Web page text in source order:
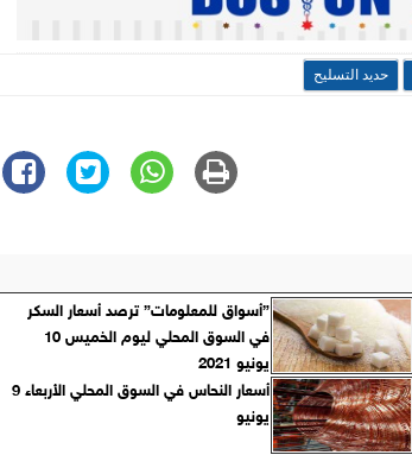
حديد التسليح
”أسواق للمعلومات” ترصد أسعار السكر
في السوق المحلي ليوم الخميس 10
يونيو 2021
أسعار النحاس في السوق المحلي الأربعاء 9
يونيو